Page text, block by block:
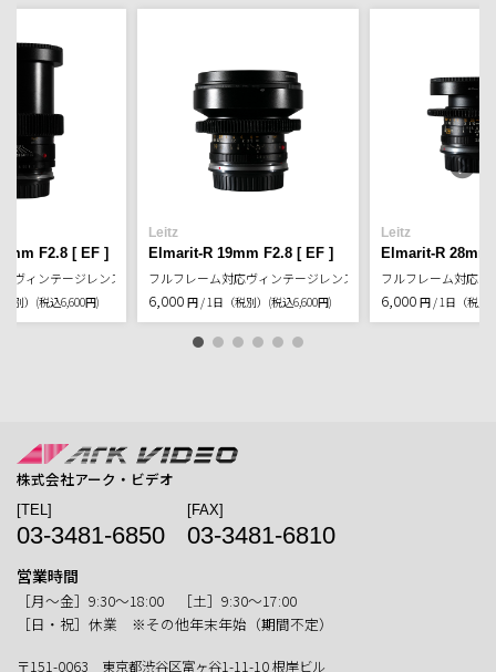
F2.8 [ EF ]
ヴィンテージレンズ
別） (税込6,600円)
Leitz
Elmarit-R 19mm F2.8 [ EF ]
フルフレーム対応ヴィンテージレンズ
6,000 円 / 1日（税別） (税込6,600円)
Leitz
Elmarit-R 28mm
フルフレーム対応ヴ
6,000 円 / 1日（税別
株式会社アーク・ビデオ
[TEL]
03-3481-6850
[FAX]
03-3481-6810
営業時間
［月〜金］9:30〜18:00 ［土］9:30〜17:00
［日・祝］休業 ※その他年末年始（期間不定）
〒151-0063 東京都渋谷区富ヶ谷1-11-10 根岸ビル